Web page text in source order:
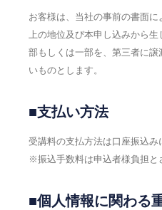
お客様は、当社の事前の書面
上の地位及び本申し込みから
部もしくは一部を、第三者に
いものとします。
■支払い方法
受講料の支払方法は口座振込み
※振込手数料は申込者様負担と
■個人情報に関わる